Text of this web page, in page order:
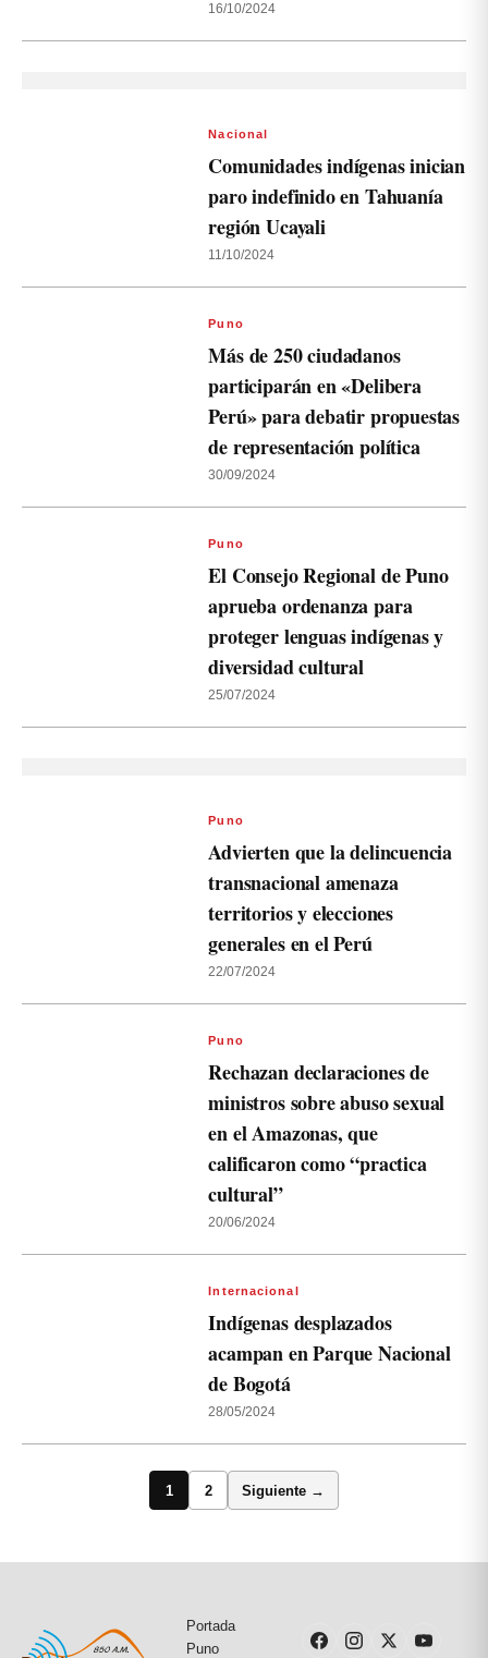
16/10/2024
Nacional
Comunidades indígenas inician
paro indefinido en Tahuanía
región Ucayali
11/10/2024
Puno
Más de 250 ciudadanos
participarán en «Delibera
Perú» para debatir propuestas
de representación política
30/09/2024
Puno
El Consejo Regional de Puno
aprueba ordenanza para
proteger lenguas indígenas y
diversidad cultural
25/07/2024
Puno
Advierten que la delincuencia
transnacional amenaza
territorios y elecciones
generales en el Perú
22/07/2024
Puno
Rechazan declaraciones de
ministros sobre abuso sexual
en el Amazonas, que
calificaron como “practica
cultural”
20/06/2024
Internacional
Indígenas desplazados
acampan en Parque Nacional
de Bogotá
28/05/2024
1 2 Siguiente →
Portada
Puno